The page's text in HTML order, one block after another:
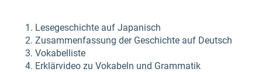
Lesegeschichte auf Japanisch
Zusammenfassung der Geschichte auf Deutsch
Vokabelliste
Erklärvideo zu Vokabeln und Grammatik